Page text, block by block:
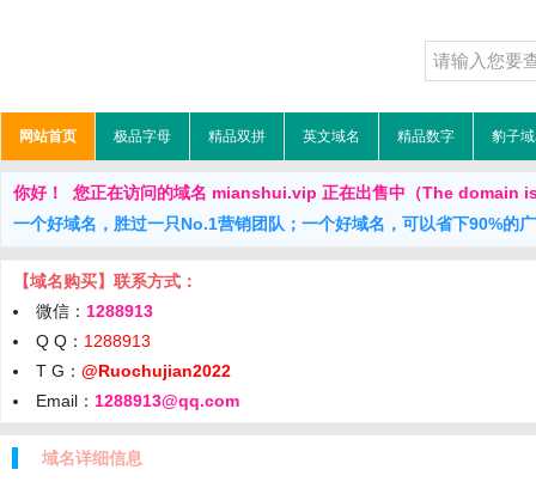
网站首页 极品字母 精品双拼 英文域名 精品数字 豹子
你好！ 您正在访问的域名 mianshui.vip 正在出售中（The domain
一个好域名，胜过一只No.1营销团队；一个好域名，可以省下90%的
【域名购买】联系方式：
微信： 1288913
Q Q： 1288913
T G： @Ruochujian2022
Email： 1288913@qq.com
域名详细信息